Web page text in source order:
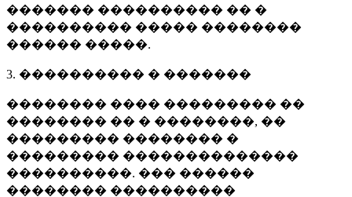
������� ���������� �� �
���������� ����� ��������
������ �����.
3. ���������� � �������
�������� ���� ��������� ��
�������� �� � ��������, ��
��������� �������� �
��������� ��������������
����������. ��� ������
�������� ����������